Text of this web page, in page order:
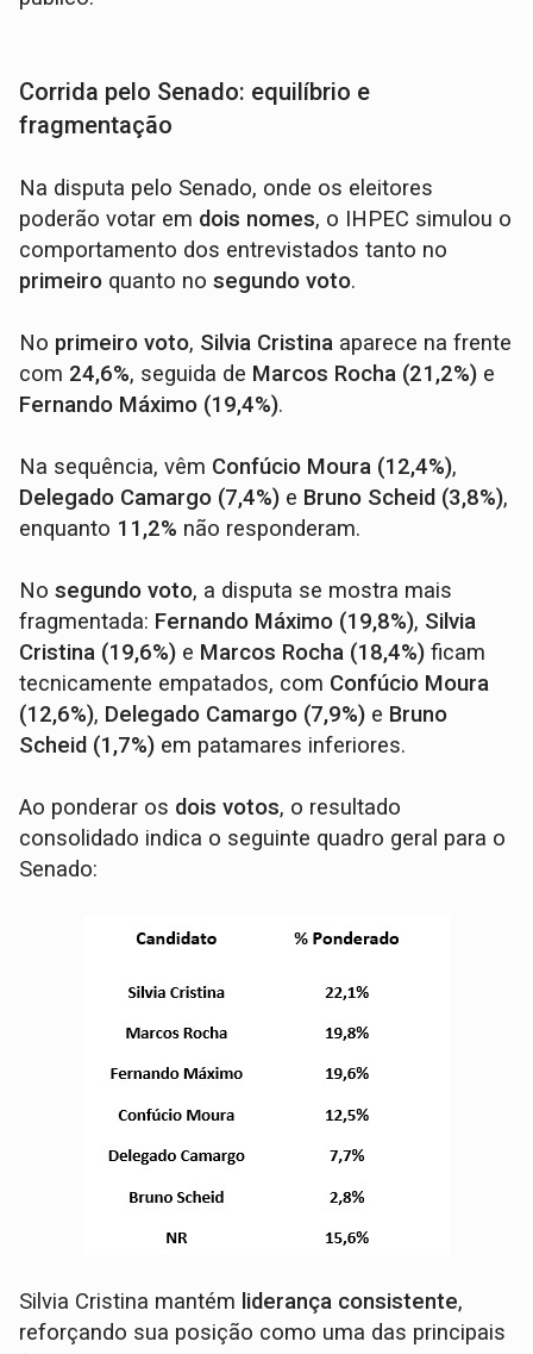
Corrida pelo Senado: equilíbrio e
fragmentação
Na disputa pelo Senado, onde os eleitores
poderão votar em dois nomes, o IHPEC simulou o
comportamento dos entrevistados tanto no
primeiro quanto nosegundo voto.
No primeiro voto, Silvia Cristina aparece na frente
com 24,6%, seguida de Marcos Rocha (21,2%) e
Fernando Máximo (19,4%).
Na sequência, vêm Confúcio Moura (12,4%),
Delegado Camargo (7,4%) e Bruno Scheid (3,8%),
enquanto 11,2% não responderam.
Nosegundo voto, a disputa se mostra mais
fragmentada: Fernando Máximo (19,8%), Silvia
Cristina (19,6%) e Marcos Rocha (18,4%) ficam
tecnicamente empatados, com Confúcio Moura
(12,6%), Delegado Camargo (7,9%) e Bruno
Scheid (1,7%) em patamares inferiores.
Ao ponderar os dois votos, o resultado
consolidado indica o seguinte quadro geral para o
Senado:
Silvia Cristina mantém liderança consistente,
reforçando sua posição como uma das principais